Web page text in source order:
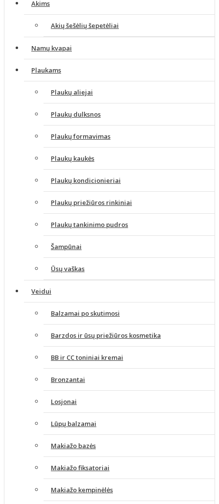
Akims
Akių šešėlių šepetėliai
Namų kvapai
Plaukams
Plaukų aliejai
Plaukų dulksnos
Plaukų formavimas
Plaukų kaukės
Plaukų kondicionieriai
Plaukų priežiūros rinkiniai
Plaukų tankinimo pudros
Šampūnai
Ūsų vaškas
Veidui
Balzamai po skutimosi
Barzdos ir ūsų priežiūros kosmetika
BB ir CC toniniai kremai
Bronzantai
Losjonai
Lūpų balzamai
Makiažo bazės
Makiažo fiksatoriai
Makiažo kempinėlės